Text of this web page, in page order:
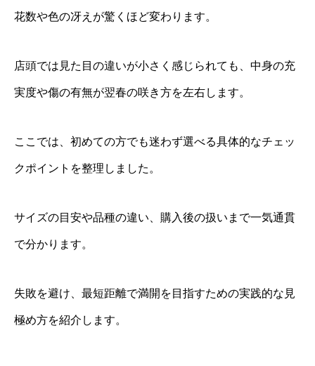
花数や色の冴えが驚くほど変わります。
店頭では見た目の違いが小さく感じられても、中身の充
実度や傷の有無が翌春の咲き方を左右します。
ここでは、初めての方でも迷わず選べる具体的なチェッ
クポイントを整理しました。
サイズの目安や品種の違い、購入後の扱いまで一気通貫
で分かります。
失敗を避け、最短距離で満開を目指すための実践的な見
極め方を紹介します。